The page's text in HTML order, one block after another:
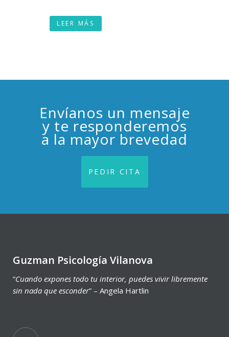
LEER MÁS
Envíanos un mensaje
y te responderemos
a la mayor brevedad
PEDIR CITA
Guzman Psicología Vilanova
“Cuando expones todo tu interior, puedes vivir libremente
sin nada que esconder” – Angela Hartlin